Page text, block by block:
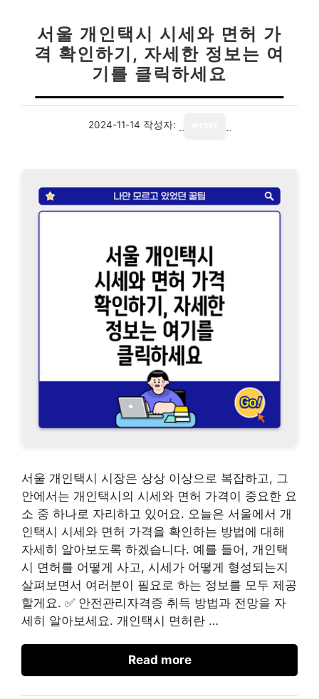
서울 개인택시 시세와 면허 가
격 확인하기, 자세한 정보는 여
기를 클릭하세요
2024-11-14 작성자:
서울 개인택시 시장은 상상 이상으로 복잡하고, 그
안에서는 개인택시의 시세와 면허 가격이 중요한 요
소 중 하나로 자리하고 있어요. 오늘은 서울에서 개
인택시 시세와 면허 가격을 확인하는 방법에 대해
자세히 알아보도록 하겠습니다. 예를 들어, 개인택
시 면허를 어떻게 사고, 시세가 어떻게 형성되는지
살펴보면서 여러분이 필요로 하는 정보를 모두 제공
할게요. ✅ 안전관리자격증 취득 방법과 전망을 자
세히 알아보세요. 개인택시 면허란 …
Read more